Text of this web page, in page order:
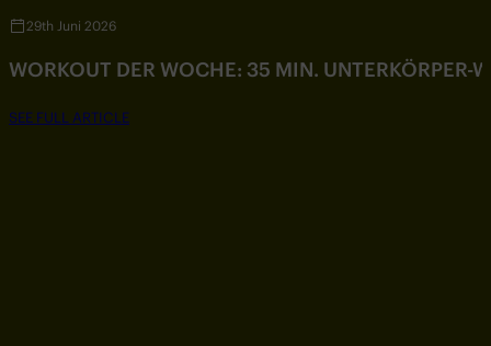
29th Juni 2026
WORKOUT DER WOCHE: 35 MIN. UNTERKÖRPER-
SEE FULL ARTICLE